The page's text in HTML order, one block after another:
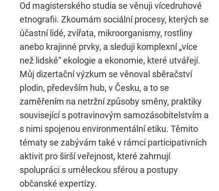
Od magisterského studia se věnuji vícedruhové
etnografii. Zkoumám sociální procesy, kterých se
účastní lidé, zvířata, mikroorganismy, rostliny
anebo krajinné prvky, a sleduji komplexní „více
než lidské“ ekologie a ekonomie, které utvářejí.
Můj dizertační výzkum se věnoval sběračství
plodin, především hub, v Česku, a to se
zaměřením na netržní způsoby směny, praktiky
související s potravinovým samozásobitelstvím a
s nimi spojenou environmentální etiku. Těmito
tématy se zabývám také v rámci participativních
aktivit pro širší veřejnost, které zahrnují
spolupráci s uměleckou sférou a postupy
občanské expertízy.